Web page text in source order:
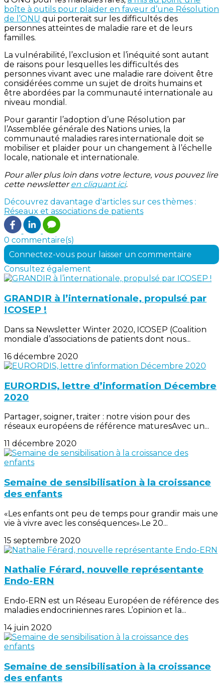
boîte à outils pour plaider en faveur d’une Résolution
de l’ONU qui porterait sur les difficultés des
personnes atteintes de maladie rare et de leurs
familles.
La vulnérabilité, l’exclusion et l’inéquité sont autant
de raisons pour lesquelles les difficultés des
personnes vivant avec une maladie rare doivent être
considérées comme un sujet de droits humains et
être abordées par la communauté internationale au
niveau mondial.
Pour garantir l’adoption d’une Résolution par
l’Assemblée générale des Nations unies, la
communauté maladies rares internationale doit se
mobiliser et plaider pour un changement à l’échelle
locale, nationale et internationale.
Pour aller plus loin dans votre lecture, vous pouvez lire
cette newsletteren cliquant ici.
Découvrez davantage d'articles sur ces thèmes :
Réseaux et associations de patients
0 commentaire(s)
Connectez-vous pour laisser un commentaire
Consultez également
GRANDIR à l’internationale, propulsé par
ICOSEP !
Dans sa Newsletter Winter 2020, ICOSEP (Coalition
mondiale d’associations de patients dont nous...
16 décembre 2020
EURORDIS, lettre d’information Décembre
2020
Partager, soigner, traiter : notre vision pour des
réseaux européens de référence maturesAvec un...
11 décembre 2020
Semaine de sensibilisation à la croissance
des enfants
«Les enfants ont peu de temps pour grandir mais une
vie à vivre avec les conséquences».Le 20...
15 septembre 2020
Nathalie Férard, nouvelle représentante
Endo-ERN
Endo-ERN est un Réseau Européen de référence des
maladies endocriniennes rares. L’opinion et la...
14 juin 2020
Semaine de sensibilisation à la croissance
des enfants